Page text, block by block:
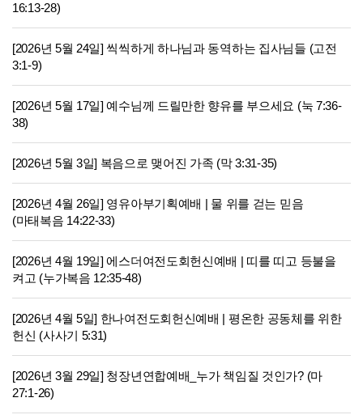
16:13-28)
[2026년 5월 24일] 씩씩하게 하나님과 동역하는 집사님들 (고전
3:1-9)
[2026년 5월 17일] 예수님께 드릴만한 향유를 부으세요 (눅 7:36-
38)
[2026년 5월 3일] 복음으로 맺어진 가족 (막 3:31-35)
[2026년 4월 26일] 영유아부기획예배 | 물 위를 걷는 믿음
(마태복음 14:22-33)
[2026년 4월 19일] 에스더여전도회헌신예배 | 띠를 띠고 등불을
켜고 (누가복음 12:35-48)
[2026년 4월 5일] 한나여전도회헌신예배 | 평온한 공동체를 위한
헌신 (사사기 5:31)
[2026년 3월 29일] 청장년연합예배_누가 책임질 것인가? (마
27:1-26)